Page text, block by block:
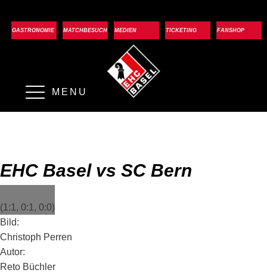
GASTRONOMIE MATCHBESUCH MEDIEN TICKETING FANSHOP
MENU
EHC Basel vs SC Bern
(1:1, 0:1, 0:0)
Bild:
Christoph Perren
Autor:
Reto Büchler